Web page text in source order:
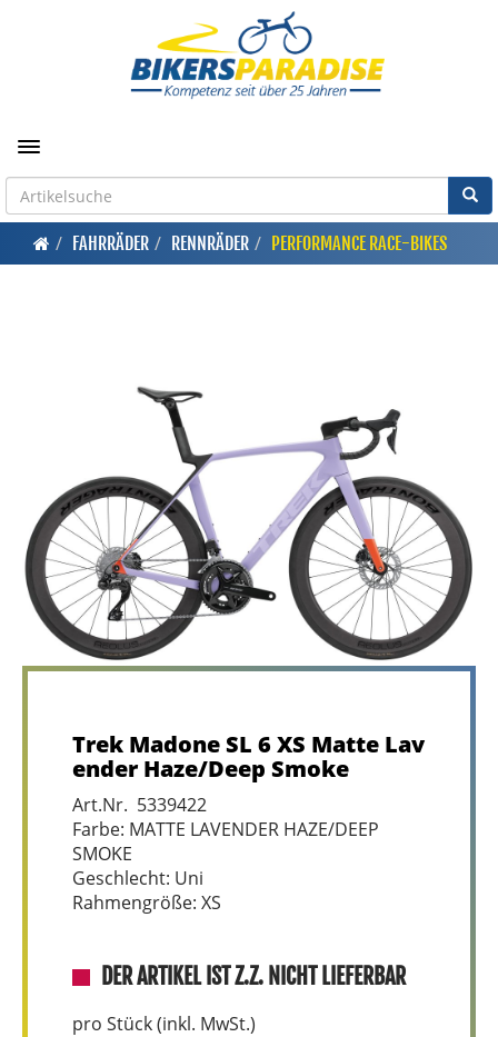
Toggle navigation
FAHRRÄDER RENNRÄDER PERFORMANCE RACE-BIKES
Trek Madone SL 6 XS Matte Lav
ender Haze/Deep Smoke
Art.Nr. 5339422
Farbe: MATTE LAVENDER HAZE/DEEP
SMOKE
Geschlecht: Uni
Rahmengröße: XS
DER ARTIKEL IST Z.Z. NICHT LIEFERBAR
pro Stück (inkl. MwSt.)